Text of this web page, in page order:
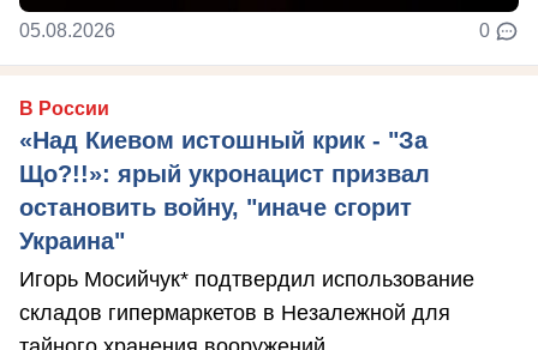
05.08.2026 0
В России
«Над Киевом истошный крик - "За
Що?!!»: ярый укронацист призвал
остановить войну, "иначе сгорит
Украина"
Игорь Мосийчук* подтвердил использование
складов гипермаркетов в Незалежной для